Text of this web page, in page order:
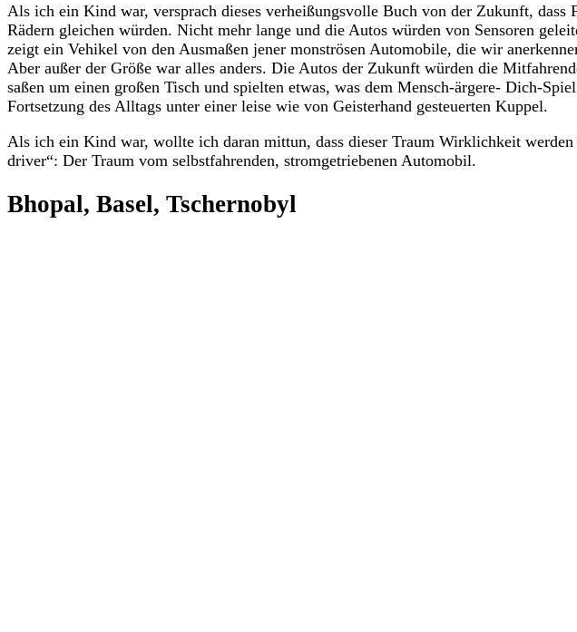
Als ich ein Kind war, versprach dieses verheißungsvolle Buch von der Zukunft,
Rädern gleichen würden. Nicht mehr lange und die Autos würden von Sensoren
zeigt ein Vehikel von den Ausmaßen jener monströsen Automobile, die wir
Aber außer der Größe war alles anders. Die Autos der Zukunft würden die
saßen um einen großen Tisch und spielten etwas, was dem Mensch-ärgere- Dich-
Fortsetzung des Alltags unter einer leise wie von Geisterhand gesteuerten Kuppel.
Als ich ein Kind war, wollte ich daran mittun, dass dieser Traum Wirklichkeit
driver“: Der Traum vom selbstfahrenden, stromgetriebenen Automobil.
Bhopal, Basel, Tschernobyl